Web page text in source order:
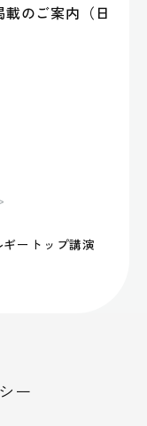
載のご案内（日
ートップ講演
ー